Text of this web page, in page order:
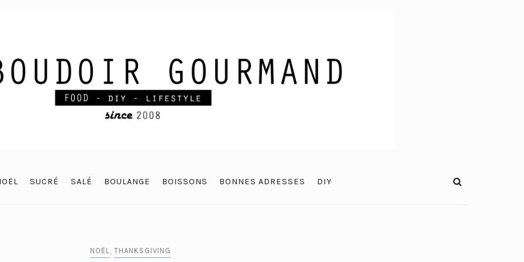
SUCRÉ SALÉ BOULANGE BOISSONS BONNES ADRESSES DIY
NOËL THANKSGIVING